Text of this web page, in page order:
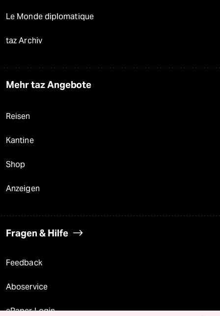
Le Monde diplomatique
taz Archiv
Mehr taz Angebote
Reisen
Kantine
Shop
Anzeigen
Fragen & Hilfe
Feedback
Aboservice
ePaper Login